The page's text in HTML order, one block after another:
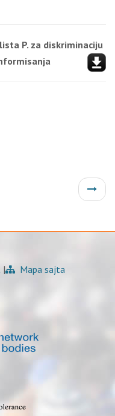
P. za diskriminaciju
| Mapa sajta